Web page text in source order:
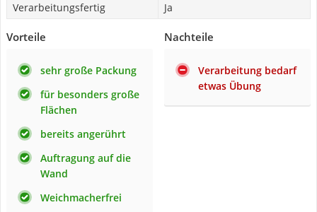
Verarbeitungsfertig
Ja
Vorteile
sehr große Packung
für besonders große
Flächen
bereits angerührt
Auftragung auf die
Wand
Weichmacherfrei
Nachteile
Verarbeitung bedarf
etwas Übung